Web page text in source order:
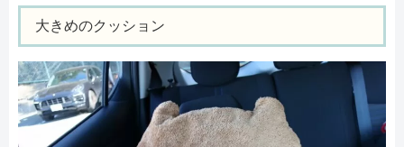
大きめのクッション